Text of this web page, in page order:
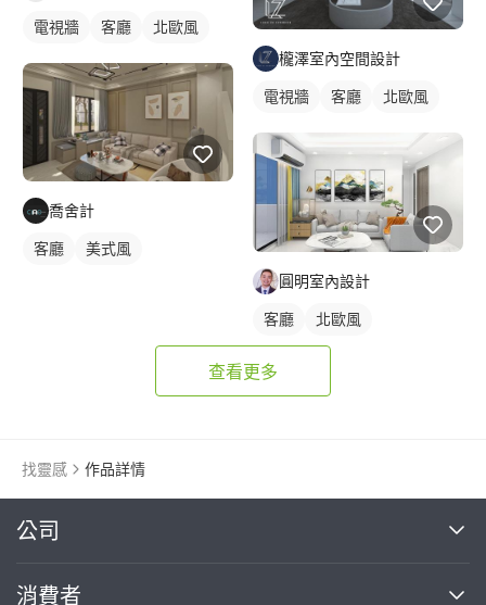
電視牆 客廳 北歐風
喬舍計
客廳 美式風
櫳澤室內空間設計
電視牆 客廳 北歐風
圓明室內設計
客廳 北歐風
查看更多
找靈感 作品詳情
公司
關於我們
消費者
繼續完成